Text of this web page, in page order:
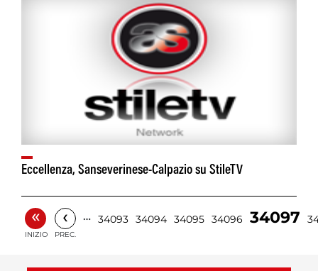
Eccellenza, Sanseverinese-Calpazio su StileTV
«
INIZIO
‹
PREC.
… 34093 34094 34095 34096 34097